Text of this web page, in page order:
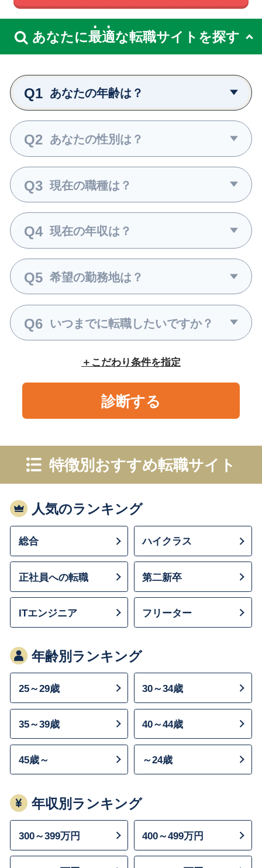
あなたに最適な転職サイトを探す
Q1 あなたの年齢は？
Q2 あなたの性別は？
Q3 現在の職種は？
Q4 現在の年収は？
Q5 希望の勤務地は？
Q6 いつまでに転職したいですか？
こだわり条件を指定
診断する
特徴別おすすめ転職サイト
人気のランキング
総合 ハイクラス
正社員への転職 第二新卒
ITエンジニア フリーター
年齢別ランキング
25～29歳 30～34歳
35～39歳 40～44歳
45歳～ ～24歳
年収別ランキング
300～399万円 400～499万円